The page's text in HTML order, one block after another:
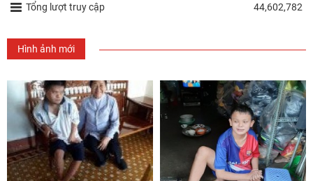
Tổng lượt truy cập
44,602,782
Hình ảnh mới